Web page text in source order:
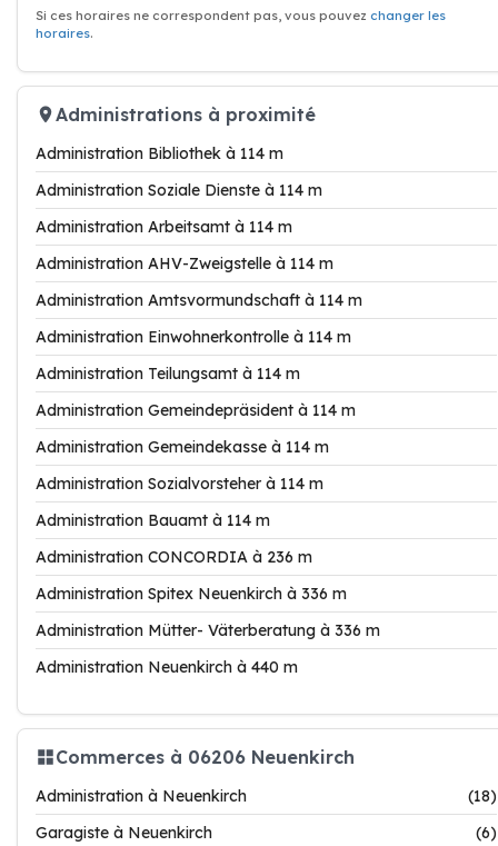
Si ces horaires ne correspondent pas, vous pouvez changer les
horaires.
Administrations à proximité
Administration Bibliothek à 114 m
Administration Soziale Dienste à 114 m
Administration Arbeitsamt à 114 m
Administration AHV-Zweigstelle à 114 m
Administration Amtsvormundschaft à 114 m
Administration Einwohnerkontrolle à 114 m
Administration Teilungsamt à 114 m
Administration Gemeindepräsident à 114 m
Administration Gemeindekasse à 114 m
Administration Sozialvorsteher à 114 m
Administration Bauamt à 114 m
Administration CONCORDIA à 236 m
Administration Spitex Neuenkirch à 336 m
Administration Mütter- Väterberatung à 336 m
Administration Neuenkirch à 440 m
Commerces à 06206 Neuenkirch
Administration à Neuenkirch
(18)
Garagiste à Neuenkirch
(6)